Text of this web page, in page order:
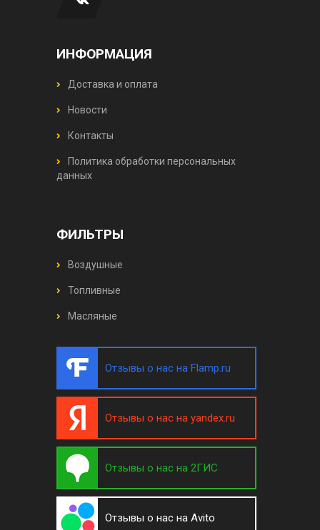
ИНФОРМАЦИЯ
Доставка и оплата
Новости
Контакты
Политика обработки персональных
данных
ФИЛЬТРЫ
Воздушные
Топливные
Масляные
Отзывы о нас на Flamp.ru
Отзывы о нас на yandex.ru
Отзывы о нас на 2ГИС
Отзывы о нас на Avito